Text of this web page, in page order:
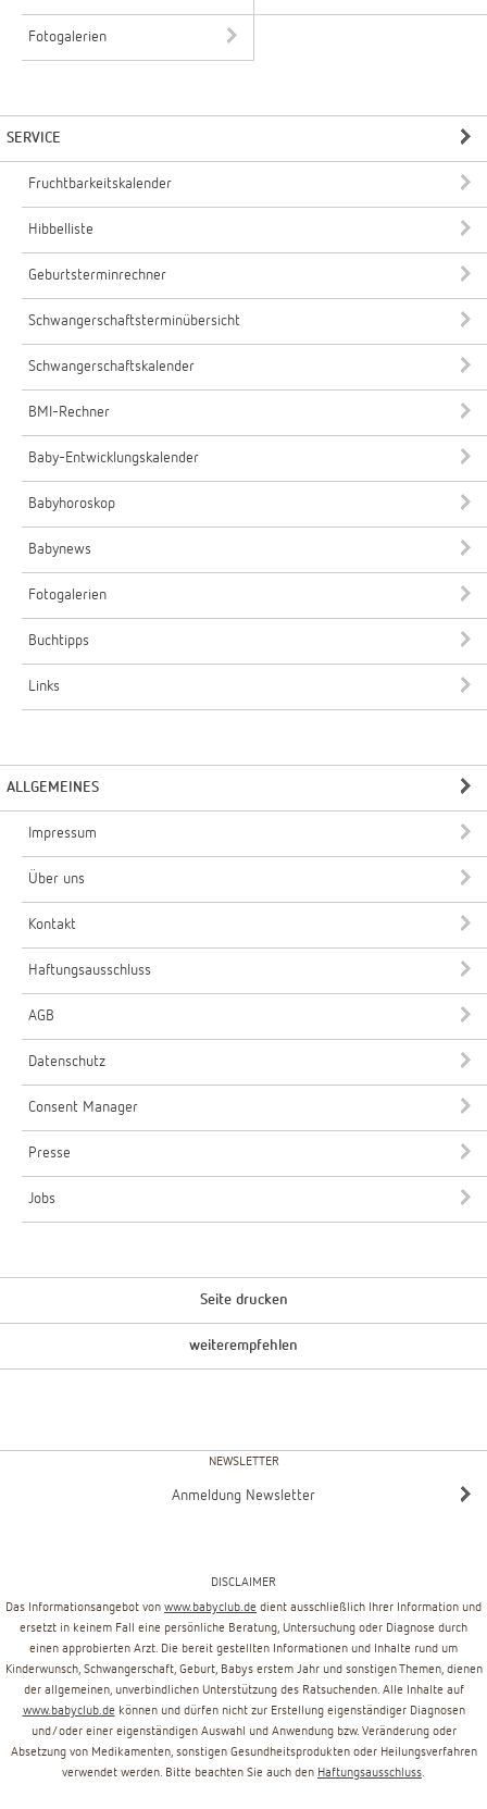
Fotogalerien
SERVICE
Fruchtbarkeitskalender
Hibbelliste
Geburtsterminrechner
Schwangerschaftsterminübersicht
Schwangerschaftskalender
BMI-Rechner
Baby-Entwicklungskalender
Babyhoroskop
Babynews
Fotogalerien
Buchtipps
Links
ALLGEMEINES
Impressum
Über uns
Kontakt
Haftungsausschluss
AGB
Datenschutz
Consent Manager
Presse
Jobs
Seite drucken
weiterempfehlen
NEWSLETTER
Anmeldung Newsletter
DISCLAIMER
Das Informationsangebot von www.babyclub.de dient ausschließlich Ihrer Information und
ersetzt in keinem Fall eine persönliche Beratung, Untersuchung oder Diagnose durch
einen approbierten Arzt. Die bereit gestellten Informationen und Inhalte rund um
Kinderwunsch, Schwangerschaft, Geburt, Babys erstem Jahr und sonstigen Themen, dienen
der allgemeinen, unverbindlichen Unterstützung des Ratsuchenden. Alle Inhalte auf
www.babyclub.de können und dürfen nicht zur Erstellung eigenständiger Diagnosen
und/oder einer eigenständigen Auswahl und Anwendung bzw. Veränderung oder
Absetzung von Medikamenten, sonstigen Gesundheitsprodukten oder Heilungsverfahren
verwendet werden. Bitte beachten Sie auch den Haftungsausschluss.